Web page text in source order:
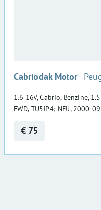
Cabriodak Motor :
1.6 16V, Cabrio, Benzine,
FWD, TU5JP4; NFU, 2000-
€ 75